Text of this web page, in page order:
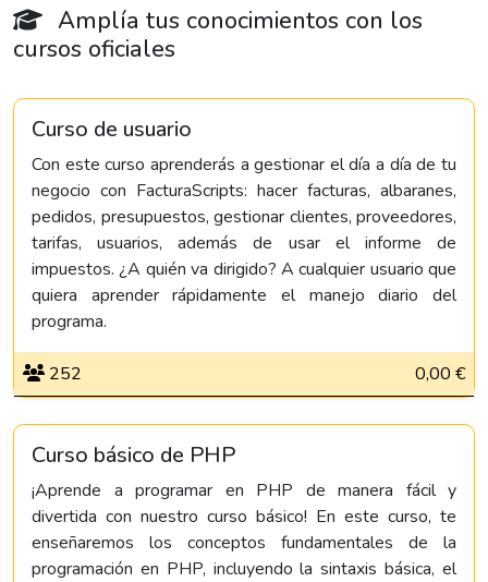
Amplía tus conocimientos con los
cursos oficiales
Curso de usuario
Con este curso aprenderás a gestionar el día a día de tu
negocio con FacturaScripts: hacer facturas, albaranes,
pedidos, presupuestos, gestionar clientes, proveedores,
tarifas, usuarios, además de usar el informe de
impuestos. ¿A quién va dirigido? A cualquier usuario que
quiera aprender rápidamente el manejo diario del
programa.
252 0,00 €
Curso básico de PHP
¡Aprende a programar en PHP de manera fácil y
divertida con nuestro curso básico! En este curso, te
enseñaremos los conceptos fundamentales de la
programación en PHP, incluyendo la sintaxis básica, el